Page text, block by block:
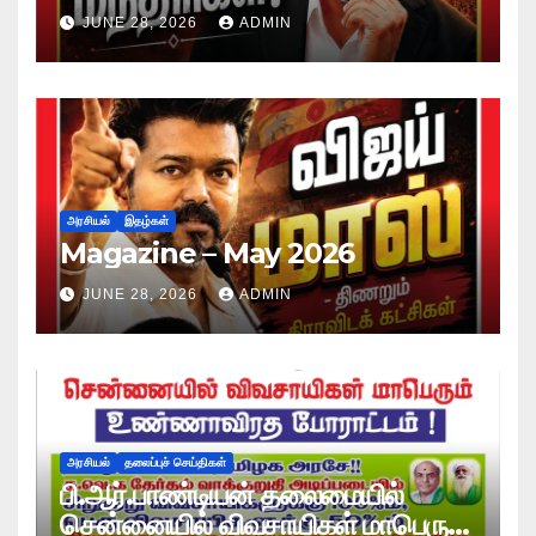
JUNE 28, 2026 ADMIN
அரசியல் இதழ்கள்
Magazine – May 2026
JUNE 28, 2026 ADMIN
அரசியல் தலைப்புச் செய்திகள்
பி.ஆர்.பாண்டியன் தலைமையில்
சென்னையில் விவசாயிகள் மாபெரும்